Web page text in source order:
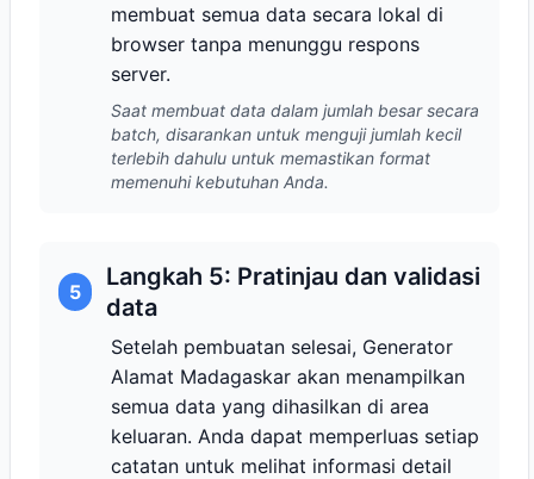
membuat semua data secara lokal di
browser tanpa menunggu respons
server.
Saat membuat data dalam jumlah besar secara
batch, disarankan untuk menguji jumlah kecil
terlebih dahulu untuk memastikan format
memenuhi kebutuhan Anda.
5
Langkah 5: Pratinjau dan validasi
data
Setelah pembuatan selesai, Generator
Alamat Madagaskar akan menampilkan
semua data yang dihasilkan di area
keluaran. Anda dapat memperluas setiap
catatan untuk melihat informasi detail